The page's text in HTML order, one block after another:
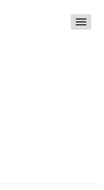
Toggle